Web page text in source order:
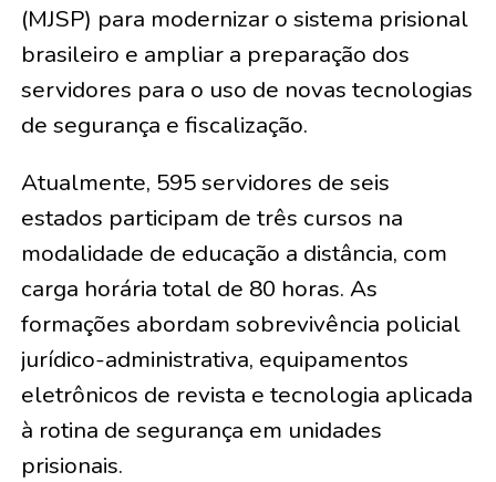
(MJSP) para modernizar o sistema prisional
brasileiro e ampliar a preparação dos
servidores para o uso de novas tecnologias
de segurança e fiscalização.
Atualmente, 595 servidores de seis
estados participam de três cursos na
modalidade de educação a distância, com
carga horária total de 80 horas. As
formações abordam sobrevivência policial
jurídico-administrativa, equipamentos
eletrônicos de revista e tecnologia aplicada
à rotina de segurança em unidades
prisionais.